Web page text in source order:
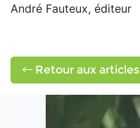
André Fauteux, éditeur
Retour aux articles